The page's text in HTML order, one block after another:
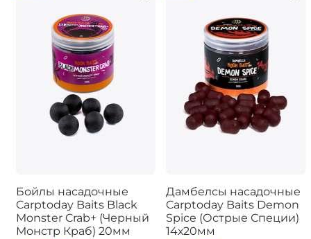
Бойлы насадочные
Carptoday Baits Black
Monster Crab+ (Черный
Монстр Краб) 20мм
Дамбелсы насадочные
Carptoday Baits Demon
Spice (Острые Специи)
14х20мм